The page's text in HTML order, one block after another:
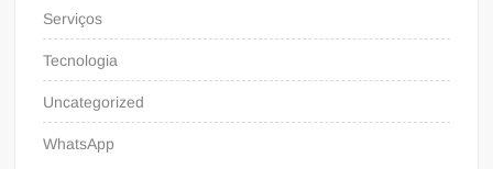
Serviços
Tecnologia
Uncategorized
WhatsApp